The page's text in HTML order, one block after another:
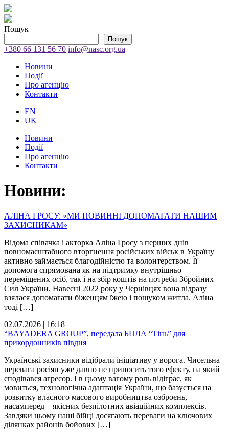
Пошук
Пошук
+380 66 131 56 70 info@nasc.org.ua
Новини
Події
Про агенцію
Контакти
EN
UK
Новини
Події
Про агенцію
Контакти
Новини:
АЛІНА ГРОСУ: «МИ ПОВИННІ ДОПОМАГАТИ НАШИМ
ЗАХИСНИКАМ»
Відома співачка і акторка Аліна Гросу з перших днів
повномасштабного вторгнення російських військ в Україну
активно займається благодійністю та волонтерством. Її
допомога спрямована як на підтримку внутрішньо
переміщених осіб, так і на збір коштів на потреби Збройних
Сил України. Навесні 2022 року у Чернівцях вона відразу
взялася допомагати біженцям їжею і пошуком житла. Аліна
тоді […]
02.07.2026 | 16:18
“BAYADERA GROUP”, передала БПЛА “Тінь” для
прикордонників півдня
Українські захисники відібрали ініціативу у ворога. Чисельна
перевага росіян уже давно не приносить того ефекту, на який
сподівався агресор. І в цьому вагому роль відіграє, як
мовиться, технологічна адаптація України, що базується на
розвитку власного масового виробництва озброєнь,
насамперед – якісних безпілотних авіаційних комплексів.
Завдяки цьому наші бійці досягають переваги на ключових
ділянках районів бойових […]